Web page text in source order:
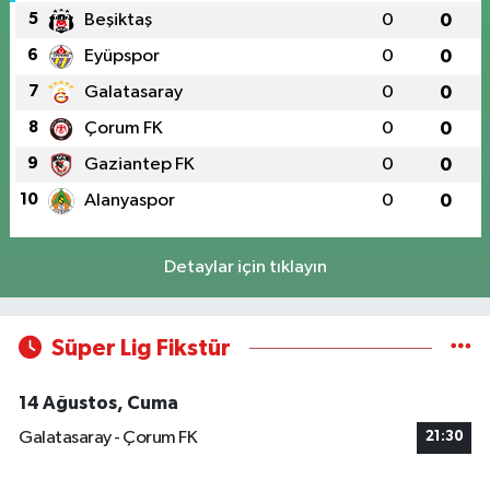
5 Beşiktaş 0 0
6 Eyüpspor 0 0
7 Galatasaray 0 0
8 Çorum FK 0 0
9 Gaziantep FK 0 0
10 Alanyaspor 0 0
Detaylar için tıklayın
Süper Lig Fikstür
14 Ağustos, Cuma
Galatasaray - Çorum FK
21:30